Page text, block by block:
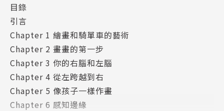
會畫畫，
身為藝術教授的貝蒂‧愛德華力圖打破這種迷思，
她專為完全不會畫畫的人設計了一系列練習，成果一再
令人驚豔！
學生們第一天的作品和第五天的作品普遍有著天壤之
別，
有些作品更展現出令人驚嘆的繪畫技巧，連畫者本人都
難以置信。
目錄
引言
Chapter 1 繪畫和騎單車的藝術
Chapter 2 畫畫的第一步
Chapter 3 你的右腦和左腦
Chapter 4 從左跨越到右
Chapter 5 像孩子一樣作畫
Chapter 6 感知邊緣